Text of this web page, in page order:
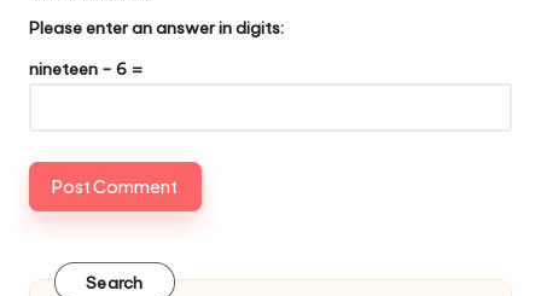
Please enter an answer in digits:
nineteen − 6 =
Search